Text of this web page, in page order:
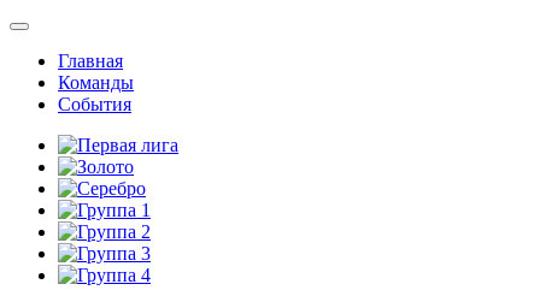
Главная
Команды
События